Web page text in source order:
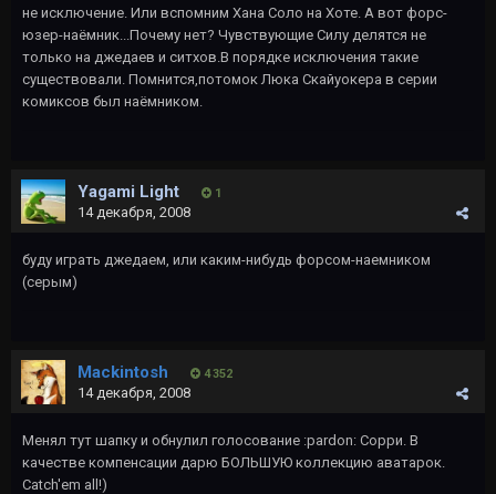
не исключение. Или вспомним Хана Соло на Хоте. А вот форс-
юзер-наёмник...Почему нет? Чувствующие Силу делятся не
только на джедаев и ситхов.В порядке исключения такие
существовали. Помнится,потомок Люка Скайуокера в серии
комиксов был наёмником.
Yagami Light 1
14 декабря, 2008
буду играть джедаем, или каким-нибудь форсом-наемником
(серым)
Mackintosh 4 352
14 декабря, 2008
Менял тут шапку и обнулил голосование :pardon: Сорри. В
качестве компенсации дарю БОЛЬШУЮ коллекцию аватарок.
Catch'em all!)